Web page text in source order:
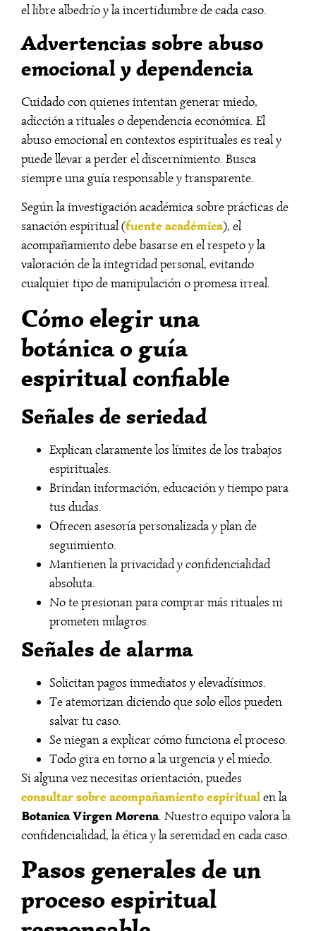
el libre albedrío y la incertidumbre de cada caso.
Advertencias sobre abuso
emocional y dependencia
Cuidado con quienes intentan generar miedo,
adicción a rituales o dependencia económica. El
abuso emocional en contextos espirituales es real y
puede llevar a perder el discernimiento. Busca
siempre una guía responsable y transparente.
Según la investigación académica sobre prácticas de
sanación espiritual (fuente académica), el
acompañamiento debe basarse en el respeto y la
valoración de la integridad personal, evitando
cualquier tipo de manipulación o promesa irreal.
Cómo elegir una
botánica o guía
espiritual confiable
Señales de seriedad
Explican claramente los límites de los trabajos
espirituales.
Brindan información, educación y tiempo para
tus dudas.
Ofrecen asesoría personalizada y plan de
seguimiento.
Mantienen la privacidad y confidencialidad
absoluta.
No te presionan para comprar más rituales ni
prometen milagros.
Señales de alarma
Solicitan pagos inmediatos y elevadísimos.
Te atemorizan diciendo que solo ellos pueden
salvar tu caso.
Se niegan a explicar cómo funciona el proceso.
Todo gira en torno a la urgencia y el miedo.
Si alguna vez necesitas orientación, puedes
consultar sobre acompañamiento espiritualen la
Botanica Virgen Morena. Nuestro equipo valora la
confidencialidad, la ética y la serenidad en cada caso.
Pasos generales de un
proceso espiritual